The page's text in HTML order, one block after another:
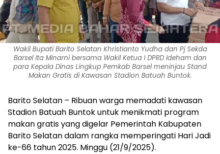
Wakil Bupati Barito Selatan Khristianto Yudha dan Pj Sekda
Barsel Ita Minarni bersama Wakil Ketua I DPRD Ideham dan
para Kepala Dinas Lingkup Pemkab Barsel meninjau Stand
Makan Gratis di Kawasan Stadion Batuah Buntok.
Barito Selatan – Ribuan warga memadati kawasan
Stadion Batuah Buntok untuk menikmati program
makan gratis yang digelar Pemerintah Kabupaten
Barito Selatan dalam rangka memperingati Hari Jadi
ke-66 tahun 2025. Minggu (21/9/2025).